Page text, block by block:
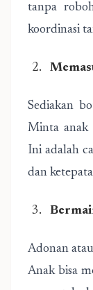
tanpa
koordinasi
Sediakan
Minta anak
Ini adalah
dan
Adonan
Anak bisa